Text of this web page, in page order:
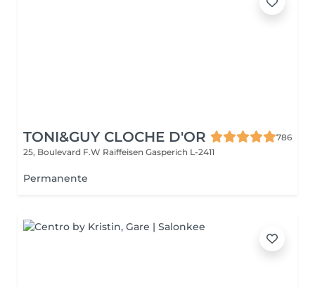
TONI&GUY CLOCHE D'OR
786
25, Boulevard F.W Raiffeisen Gasperich L-2411
Permanente